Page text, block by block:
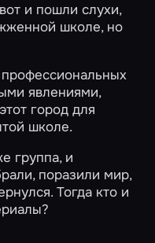
и пошли слухи,
школе, но
профессиональных
явлениями,
город для
школе.
группа, и
поразили мир,
Тогда кто и